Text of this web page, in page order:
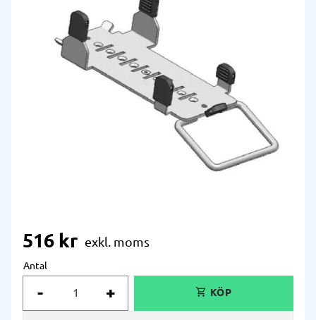
516 kr
Antal
+
-